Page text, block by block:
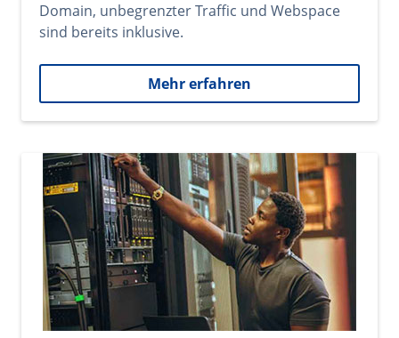
Domain, unbegrenzter Traffic und Webspace
sind bereits inklusive.
Mehr erfahren